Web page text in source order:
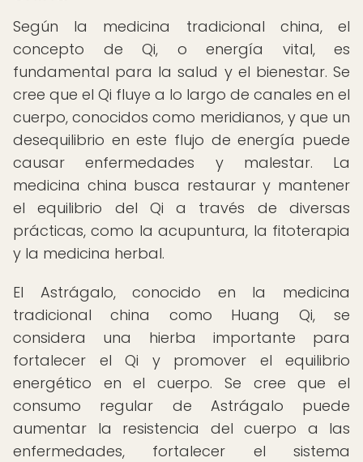
Según la medicina tradicional china, el
concepto de Qi, o energía vital, es
fundamental para la salud y el bienestar. Se
cree que el Qi fluye a lo largo de canales en el
cuerpo, conocidos como meridianos, y que un
desequilibrio en este flujo de energía puede
causar enfermedades y malestar. La
medicina china busca restaurar y mantener
el equilibrio del Qi a través de diversas
prácticas, como la acupuntura, la fitoterapia
y la medicina herbal.
El Astrágalo, conocido en la medicina
tradicional china como Huang Qi, se
considera una hierba importante para
fortalecer el Qi y promover el equilibrio
energético en el cuerpo. Se cree que el
consumo regular de Astrágalo puede
aumentar la resistencia del cuerpo a las
enfermedades, fortalecer el sistema